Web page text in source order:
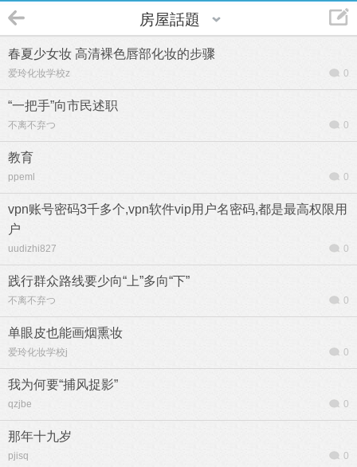
房屋話題
春夏少女妆 高清裸色唇部化妆的步骤
爱玲化妆学校z 0
“一把手”向市民述职
不离不弃つ 0
教育
ppeml 0
vpn账号密码3千多个,vpn软件vip用户名密码,都是最高权限用
户
uudizhi827 0
践行群众路线要少向“上”多向“下”
不离不弃つ 0
单眼皮也能画烟熏妆
爱玲化妆学校j 0
我为何要“捕风捉影”
qzjbe 0
那年十九岁
pjisq 0